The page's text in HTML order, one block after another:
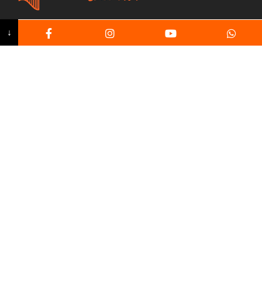
Fondée en 1989, Marbrerie Tunis Carthage s’engage à
↓